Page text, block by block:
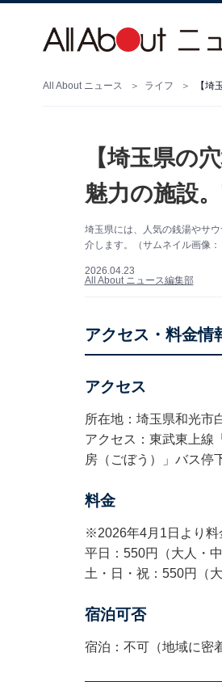
All About ニュース ライフ
【埼玉県の
魅力の施設
埼玉県には、人気の銭湯やサ
介します。（サムネイル画像
2026.04.23
All About ニュース編集部
アクセス・料金情
アクセス
所在地：埼玉県和光市
アクセス：東武東上線
房（ごぼう）」バス停
料金
※2026年4月1日より料
平日：550円（大人・中
土・日・祝：550円（
宿泊可否
宿泊：不可（地域に密